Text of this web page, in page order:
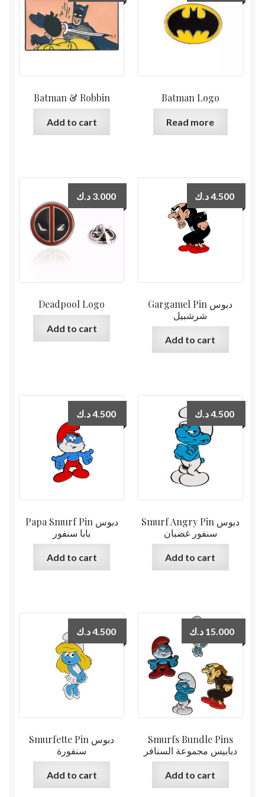
Batman & Robbin
Add to cart
Batman Logo
Read more
Deadpool Logo
3.000 د.ك
Add to cart
Gargamel Pin دبوس
شرشبيل
4.500د.ك
Add to cart
Papa Smurf Pin دبوس
بابا سنفور
4.500د.ك
Add to cart
Smurf Angry Pin دبوس
سنفور غضبان
4.500د.ك
Add to cart
Smurfette Pin دبوس
سنفورة
4.500د.ك
Add to cart
Smurfs Bundle Pins
دبابيس مجموعة السنافر
15.000 د.ك
Add to cart